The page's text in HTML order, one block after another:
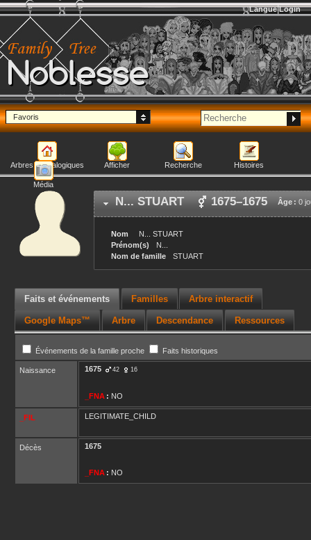
Noblesse
Langue Login
Favoris
Arbres généalogiques Afficher Recherche Histoires
Média
N... STUART Âge : 0
1675–1675
Nom N...
STUART
Prénom(s)
N...
Nom de famille
STUART
Faits et événements Familles Arbre interactif
Google Maps™ Arbre Descendance Ressources
Événements de la famille proche Faits historiques
Naissance 1675 42 16
_FNA : NO
_FIL LEGITIMATE_CHILD
Décès 1675
_FNA : NO